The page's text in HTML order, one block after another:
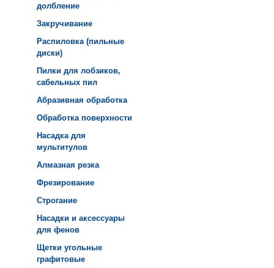
долбление
Закручивание
Распиловка (пильные
диски)
Пилки для лобзиков,
сабельных пил
Абразивная обработка
Обработка поверхности
Насадка для
мультитулов
Алмазная резка
Фрезирование
Строгание
Насадки и аксессуары
для фенов
Щетки угольные
графитовые